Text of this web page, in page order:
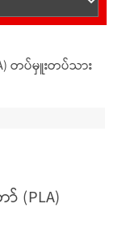
တပ်မှူးတပ်သား
(PLA)